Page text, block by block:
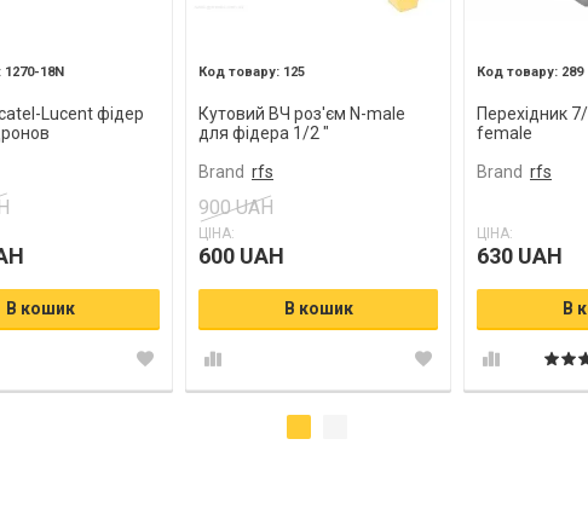
1270-18N
Lucent фідер
В кошик
125
Кутовий ВЧ роз'єм N-male
для фідера 1/2 "
Brand rfs
900 UAH
ЦІНА:
600 UAH
В кошик
289
Перехідник
female
Brand rfs
ЦІНА:
630 UAH
В